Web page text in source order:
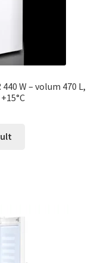
W – volum 470 L,